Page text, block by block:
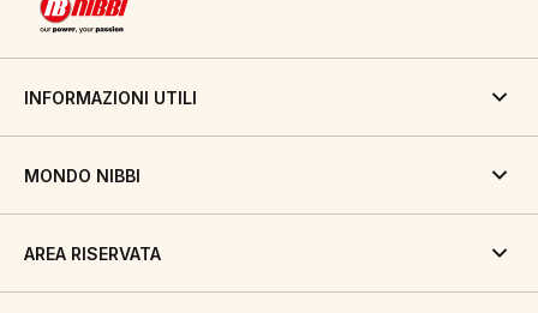
INFORMAZIONI UTILI
MONDO NIBBI
AREA RISERVATA